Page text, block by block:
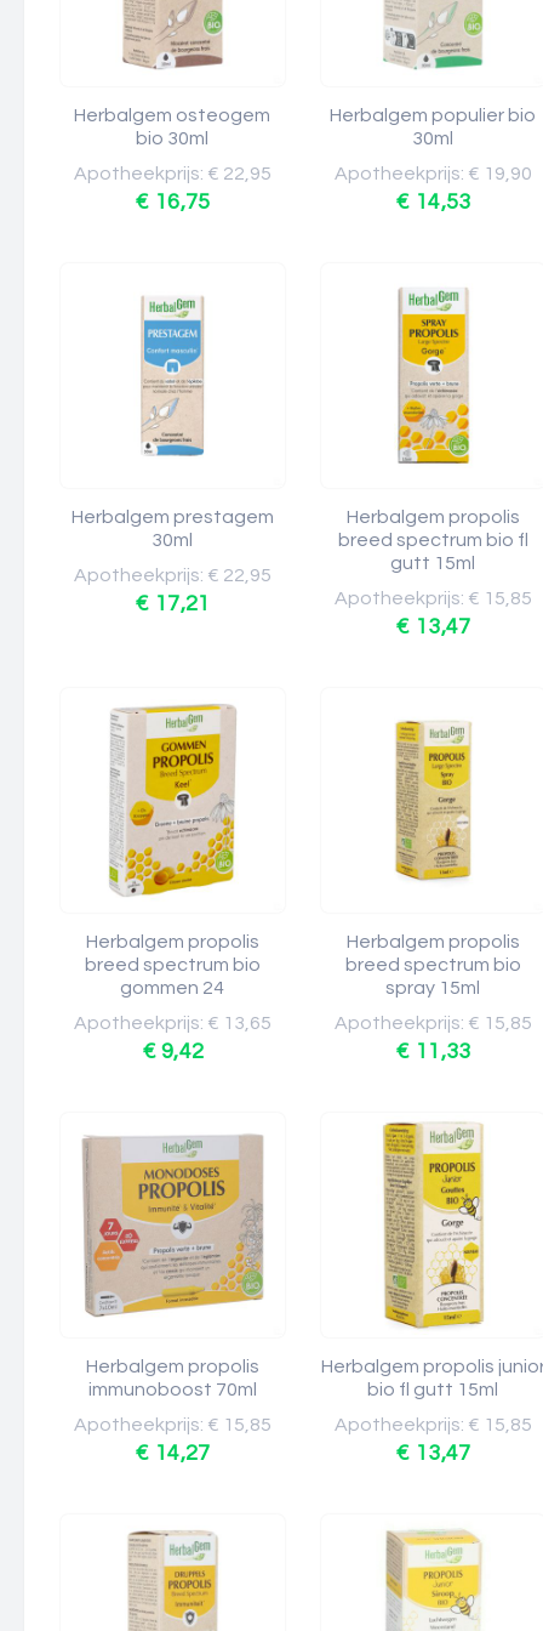
Herbalgem osteogem
bio 30ml
Apotheekprijs: € 22,95
€ 16,75
Herbalgem populier bio
30ml
Apotheekprijs: € 19,90
€ 14,53
Herbalgem prestagem
30ml
Apotheekprijs: € 22,95
€ 17,21
Herbalgem propolis
breed spectrum bio fl
gutt 15ml
Apotheekprijs: € 15,85
€ 13,47
Herbalgem propolis
breed spectrum bio
gommen 24
Apotheekprijs: € 13,65
€ 9,42
Herbalgem propolis
breed spectrum bio
spray 15ml
Apotheekprijs: € 15,85
€ 11,33
Herbalgem propolis
immunoboost 70ml
Apotheekprijs: € 15,85
€ 14,27
Herbalgem propolis
bio fl gutt 15ml
Apotheekprijs: € 15,85
€ 13,47